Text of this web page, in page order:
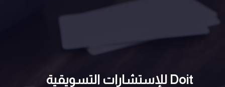
Doit للإستشارات التسويقية